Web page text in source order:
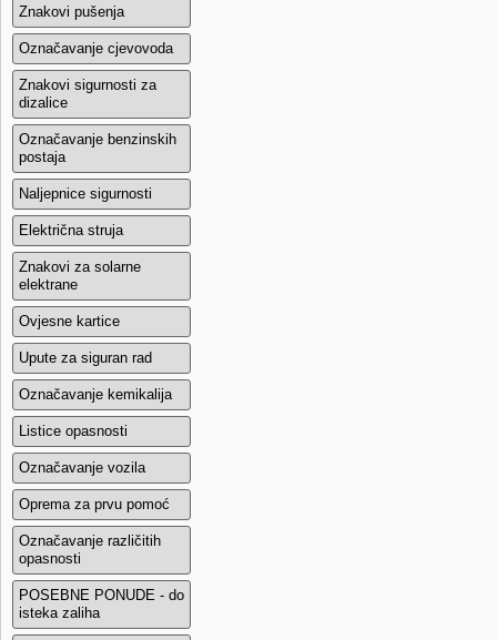
Znakovi pušenja
Označavanje cjevovoda
Znakovi sigurnosti za
dizalice
Označavanje benzinskih
postaja
Naljepnice sigurnosti
Električna struja
Znakovi za solarne
elektrane
Ovjesne kartice
Upute za siguran rad
Označavanje kemikalija
Listice opasnosti
Označavanje vozila
Oprema za prvu pomoć
Označavanje različitih
opasnosti
POSEBNE PONUDE - do
isteka zaliha